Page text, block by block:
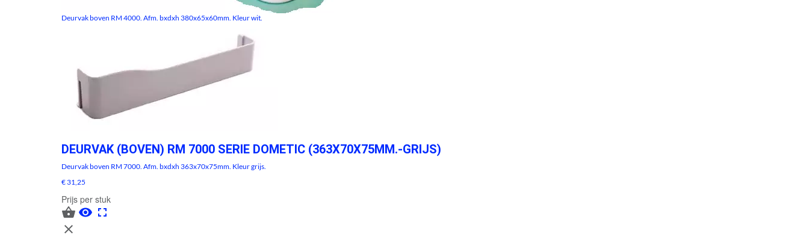
Deurvak boven RM 4000. Afm. bxdxh 380x65x60mm. Kleur wit.
DEURVAK (BOVEN) RM 7000 SERIE DOMETIC (363X70X75MM.-GRIJS)
Deurvak boven RM 7000. Afm. bxdxh 363x70x75mm. Kleur grijs.
€ 31,25
Prijs per stuk
  
